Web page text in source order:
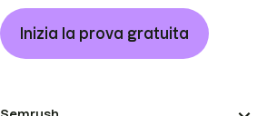
Inizia la prova gratuita